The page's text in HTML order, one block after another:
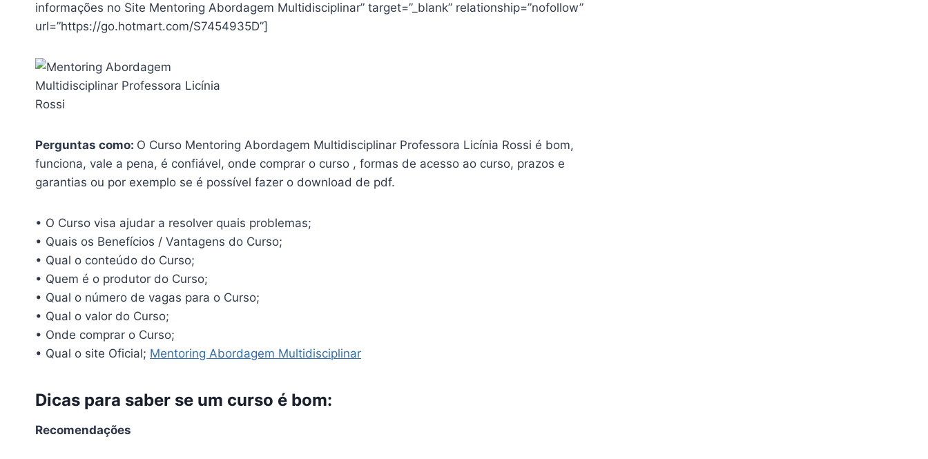
informações no Site Mentoring Abordagem Multidisciplinar” target=”_blank” relationship=”nofollow”
url=”https://go.hotmart.com/S7454935D”]
Perguntas como: O Curso Mentoring Abordagem Multidisciplinar Professora Licínia Rossi é bom,
funciona, vale a pena, é confiável, onde comprar o curso , formas de acesso ao curso, prazos e
garantias ou por exemplo se é possível fazer o download de pdf.
• O Curso visa ajudar a resolver quais problemas;
• Quais os Benefícios / Vantagens do Curso;
• Qual o conteúdo do Curso;
• Quem é o produtor do Curso;
• Qual o número de vagas para o Curso;
• Qual o valor do Curso;
• Onde comprar o Curso;
• Qual o site Oficial; Mentoring Abordagem Multidisciplinar
Dicas para saber se um curso é bom:
Recomendações